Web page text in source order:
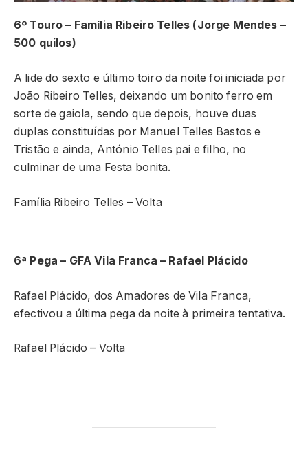
6º Touro – Família Ribeiro Telles (Jorge Mendes –
500 quilos)
A lide do sexto e último toiro da noite foi iniciada por
João Ribeiro Telles, deixando um bonito ferro em
sorte de gaiola, sendo que depois, houve duas
duplas constituídas por Manuel Telles Bastos e
Tristão e ainda, António Telles pai e filho, no
culminar de uma Festa bonita.
Família Ribeiro Telles – Volta
6ª Pega – GFA Vila Franca – Rafael Plácido
Rafael Plácido, dos Amadores de Vila Franca,
efectivou a última pega da noite à primeira tentativa.
Rafael Plácido – Volta